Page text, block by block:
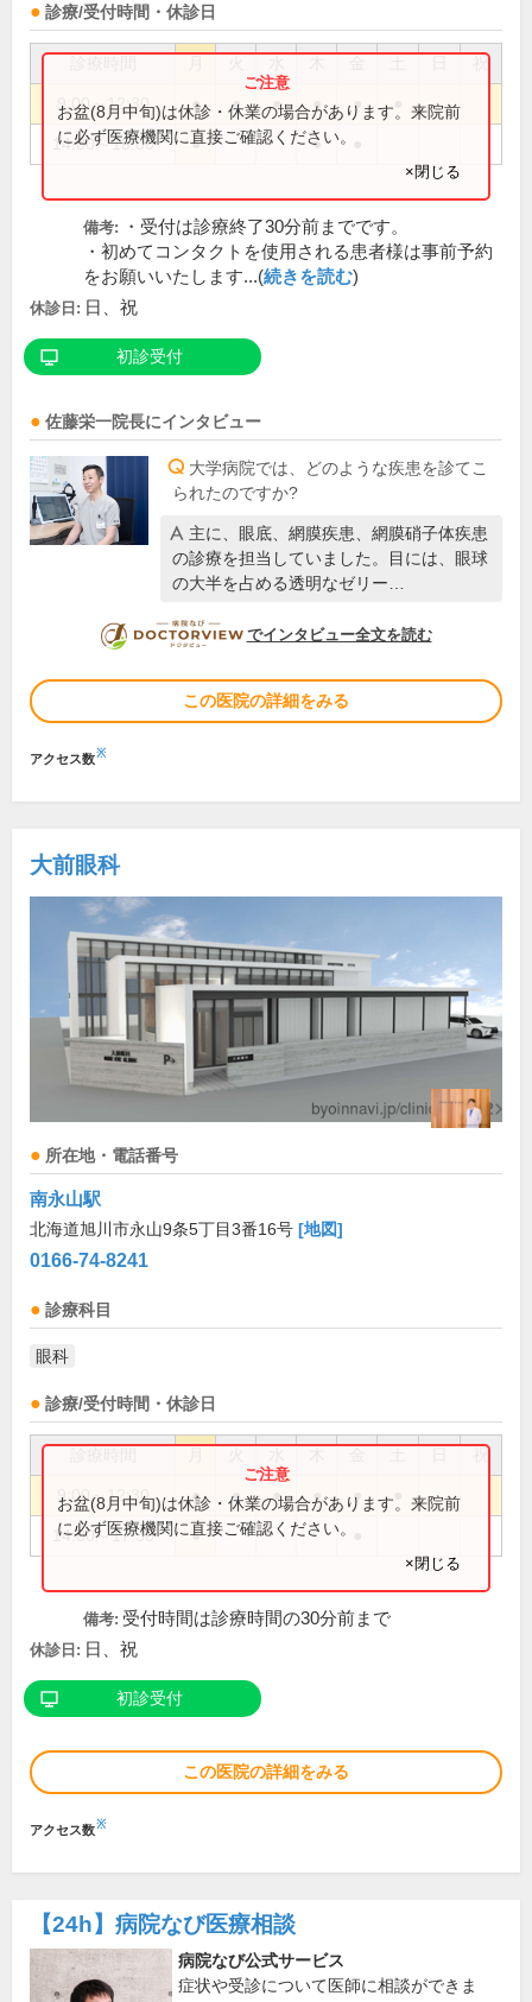
診療/受付時間・休診日
祝
9:00～12:30 ● ● ● ● ●
14:00～18:00 ● ●
お盆(8月中旬)は休診・休業の場合があります。来院前
に必ず医療機関に直接ご確認ください。
×閉じる
備考:
・受付は診療終了30分前までです。
・初めてコンタクトを使用される患者様は事前予約
をお願いいたします...(続きを読む)
休診日: 日、祝
初診受付
佐藤栄一院長にインタビュー
大学病院では、どのような疾患を診てこ
られたのですか?
主に、眼底、網膜疾患、網膜硝子体疾患
の診療を担当していました。目には、眼球
の大半を占める透明なゼリー…
DOCTORVIEW
でインタビュー全文を読む
この医院の詳細をみる
アクセス数※
大前眼科
所在地・電話番号
南永山駅
北海道旭川市永山9条5丁目3番16号 [地図]
0166-74-8241
診療科目
眼科
診療/受付時間・休診日
祝
9:00～12:30 ● ● ● ● ●
14:00～17:30 ●
お盆(8月中旬)は休診・休業の場合があります。来院前
に必ず医療機関に直接ご確認ください。
×閉じる
備考: 受付時間は診療時間の30分前まで
休診日: 日、祝
初診受付
この医院の詳細をみる
アクセス数※
【24h】 病院なび医療相談
病院なび公式サービス
症状や受診について医師に相談ができま